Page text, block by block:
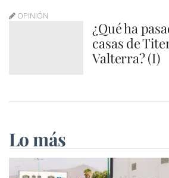
OPINIÓN
¿Qué ha
casas de
Valterra? (I)
Lo más